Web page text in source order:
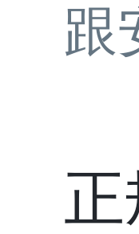
跟